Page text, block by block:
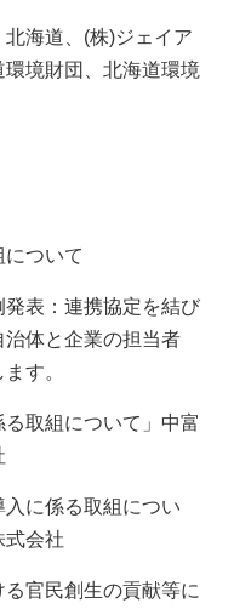
北海道、(株)ジェイア
境財団、北海道環境
について
発表：連携協定を結び
体と企業の担当者
す。
取組について」中富
に係る取組につい
式会社
官民創生の貢献等に